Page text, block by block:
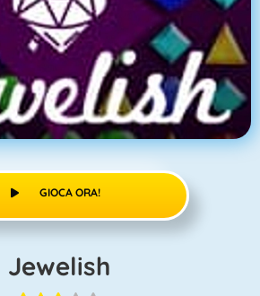
GIOCA ORA!
Jewelish